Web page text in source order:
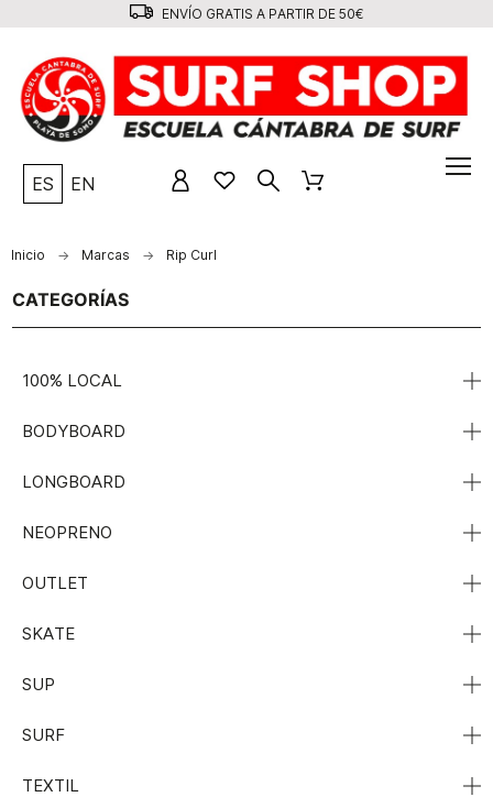
ENVÍO GRATIS A PARTIR DE 50€
ES EN
Inicio Marcas Rip Curl
CATEGORÍAS
100% LOCAL
BODYBOARD
LONGBOARD
NEOPRENO
OUTLET
SKATE
SUP
SURF
TEXTIL